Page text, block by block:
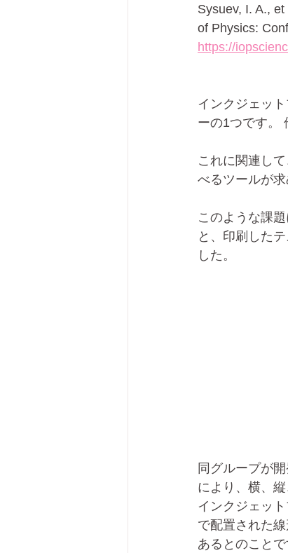
Sysuev, I. A.,
of Physics:
https://
インクジェッ
ーの1つです。
これに関連し
べるツールが求
このような課
と、印刷した
した。
同グループが
により、横、
インクジェッ
で配置された
あるとのことで